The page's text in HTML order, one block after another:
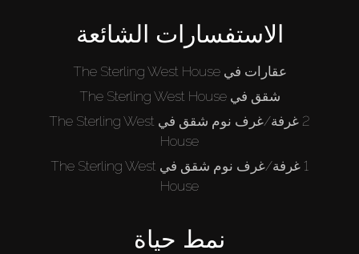
الاستفسارات الشائعة
عقارات في The Sterling West House
شقق في The Sterling West House
2 غرفة/غرف نوم شقق في The Sterling West
House
1 غرفة/غرف نوم شقق في The Sterling West
House
نمط حياة